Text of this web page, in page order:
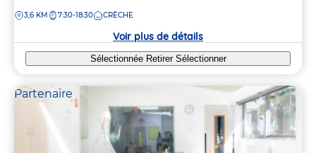
la
DISTANCE
3,6 KM 7:30-18:30 CRÈCHE
Voir plus de détails
Sélectionnée Retirer Sélectionner
Partenaire